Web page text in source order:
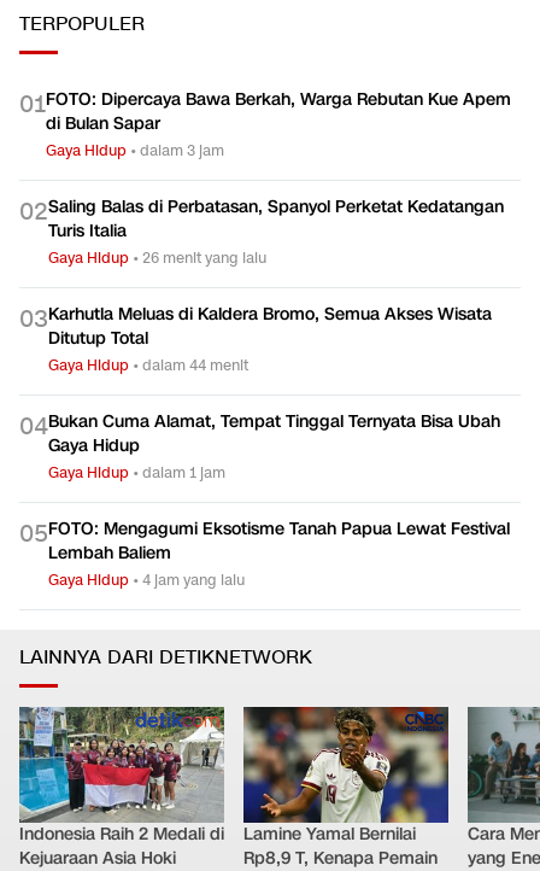
TERPOPULER
01FOTO: Dipercaya Bawa Berkah, Warga Rebutan Kue Apem
di Bulan Sapar
Gaya Hidup •dalam 3 jam
02Saling Balas di Perbatasan, Spanyol Perketat Kedatangan
Turis Italia
Gaya Hidup •26 menit yang lalu
03Karhutla Meluas di Kaldera Bromo, Semua Akses Wisata
Ditutup Total
Gaya Hidup •dalam 44 menit
04Bukan Cuma Alamat, Tempat Tinggal Ternyata Bisa Ubah
Gaya Hidup
Gaya Hidup •dalam 1 jam
05FOTO: Mengagumi Eksotisme Tanah Papua Lewat Festival
Lembah Baliem
Gaya Hidup •4 jam yang lalu
LAINNYA DARI DETIKNETWORK
Indonesia Raih 2 Medali di
Kejuaraan Asia Hoki
Lamine Yamal Bernilai
Rp8,9 T, Kenapa Pemain
Cara
yang